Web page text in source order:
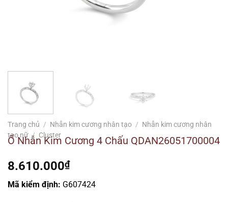
Trang chủ / Nhẫn kim cương nhân tạo / Nhẫn kim cương nhân
tạo nữ / Cluster
Ổ Nhẫn Kim Cương 4 Chấu QDAN26051700004
8.610.000₫
Mã kiểm định: G607424